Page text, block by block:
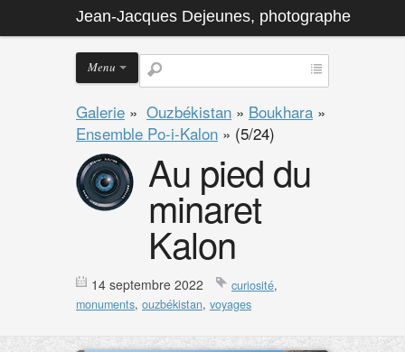
Jean-Jacques Dejeunes, photographe
Menu
Galerie » Ouzbékistan » Boukhara »
Ensemble Po-i-Kalon » (5/24)
Au pied du
minaret
Kalon
14 septembre 2022 curiosité,
monuments, ouzbékistan, voyages